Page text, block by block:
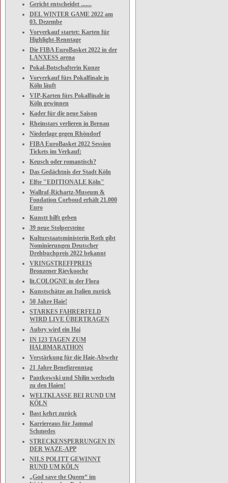
Gericht entscheidet .......
DEL WINTER GAME 2022 am
03. Dezembe
Vorverkauf startet: Karten für
Highlight-Renntage
Die FIBA EuroBasket 2022 in der
LANXESS arena
Pokal-Botschafterin Kunze
Vorverkauf fürs Pokalfinale in
Köln läuft
VIP-Karten fürs Pokalfinale in
Köln gewinnen
Kader für die neue Saison
Rheinstars verlieren in Bernau
Niederlage gegen Rhöndorf
FIBA EuroBasket 2022 Session
Tickets im Verkauf:
Keusch oder romantisch?
Das Gedächtnis der Stadt Köln
Elfte "EDITIONALE Köln"
Wallraf-Richartz-Museum &
Fondation Corboud erhält 21.000
Euro
Kunstt hilft geben
39 neue Stolpersteine
Kulturstaatsministerin Roth gibt
Nominierungen Deutscher
Drehbuchpreis 2022 bekannt
VRINGSTREFFPREIS
Bronzener Rievkooche
lit.COLOGNE in der Flora
Kunstschätze an Italien zurück
50 Jahre Haie!
STARKES FAHRERFELD
WIRD LIVE ÜBERTRAGEN
Aubry wird ein Hai
IN 123 TAGEN ZUM
HALBMARATHON
Verstärkung für die Haie-Abwehr
21 Jahre Benefizrenntag
Pantkowski und Shilin wechseln
zu den Haien!
WELTKLASSE BEI RUND UM
KÖLN
Bast kehrt zurück
Karriereaus für Jammal
Schmedes
STRECKENSPERRUNGEN IN
DER WAZE-APP
NILS POLITT GEWINNT
RUND UM KÖLN
„God save the Queen“ im